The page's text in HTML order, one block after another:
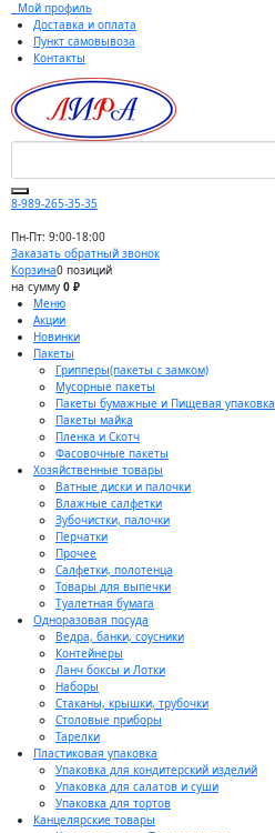
Мой профиль
Доставка и оплата
Пункт самовывоза
Контакты
8-989-265-35-35
Пн-Пт: 9:00-18:00
Заказать обратный звонок
Корзина0 позиций
на сумму 0 ₽
Меню
Акции
Новинки
Пакеты
Грипперы(пакеты с замком)
Мусорные пакеты
Пакеты бумажные и Пищевая упаковка
Пакеты майка
Пленка и Скотч
Фасовочные пакеты
Хозяйственные товары
Ватные диски и палочки
Влажные салфетки
Зубочистки, палочки
Перчатки
Прочее
Салфетки, полотенца
Товары для выпечки
Туалетная бумага
Одноразовая посуда
Ведра, банки, соусники
Контейнеры
Ланч боксы и Лотки
Наборы
Стаканы, крышки, трубочки
Столовые приборы
Тарелки
Пластиковая упаковка
Упаковка для кондитерский изделий
Упаковка для салатов и суши
Упаковка для тортов
Канцелярские товары